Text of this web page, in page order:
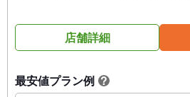
店舗詳細
最安値プラン例 ?